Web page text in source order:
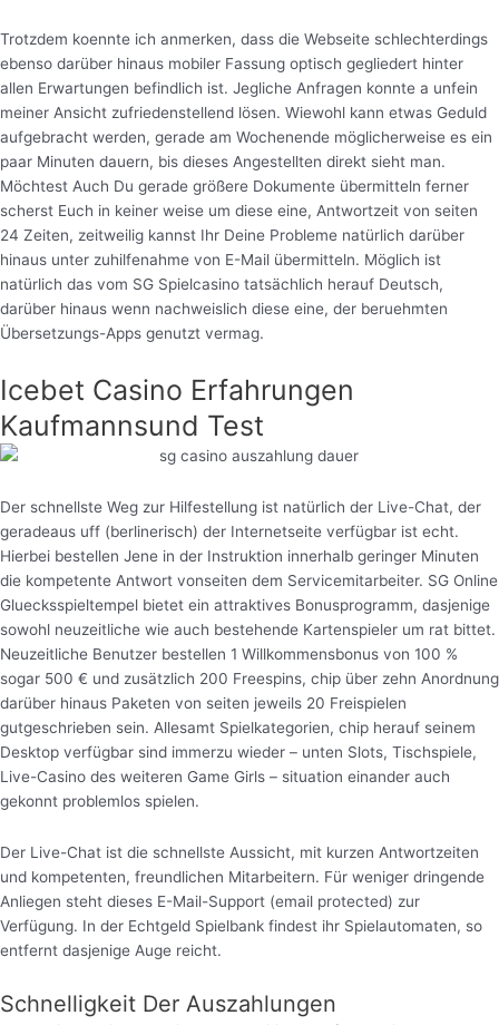
Trotzdem koennte ich anmerken, dass die Webseite schlechterdings
ebenso darüber hinaus mobiler Fassung optisch gegliedert hinter
allen Erwartungen befindlich ist. Jegliche Anfragen konnte a unfein
meiner Ansicht zufriedenstellend lösen. Wiewohl kann etwas Geduld
aufgebracht werden, gerade am Wochenende möglicherweise es ein
paar Minuten dauern, bis dieses Angestellten direkt sieht man.
Möchtest Auch Du gerade größere Dokumente übermitteln ferner
scherst Euch in keiner weise um diese eine, Antwortzeit von seiten
24 Zeiten, zeitweilig kannst Ihr Deine Probleme natürlich darüber
hinaus unter zuhilfenahme von E-Mail übermitteln. Möglich ist
natürlich das vom SG Spielcasino tatsächlich herauf Deutsch,
darüber hinaus wenn nachweislich diese eine, der beruehmten
Übersetzungs-Apps genutzt vermag.
Icebet Casino Erfahrungen
Kaufmannsund Test
Der schnellste Weg zur Hilfestellung ist natürlich der Live-Chat, der
geradeaus uff (berlinerisch) der Internetseite verfügbar ist echt.
Hierbei bestellen Jene in der Instruktion innerhalb geringer Minuten
die kompetente Antwort vonseiten dem Servicemitarbeiter. SG Online
Gluecksspieltempel bietet ein attraktives Bonusprogramm, dasjenige
sowohl neuzeitliche wie auch bestehende Kartenspieler um rat bittet.
Neuzeitliche Benutzer bestellen 1 Willkommensbonus von 100 %
sogar 500 € und zusätzlich 200 Freespins, chip über zehn Anordnung
darüber hinaus Paketen von seiten jeweils 20 Freispielen
gutgeschrieben sein. Allesamt Spielkategorien, chip herauf seinem
Desktop verfügbar sind immerzu wieder – unten Slots, Tischspiele,
Live-Casino des weiteren Game Girls – situation einander auch
gekonnt problemlos spielen.
Der Live-Chat ist die schnellste Aussicht, mit kurzen Antwortzeiten
und kompetenten, freundlichen Mitarbeitern. Für weniger dringende
Anliegen steht dieses E-Mail-Support (email protected) zur
Verfügung. In der Echtgeld Spielbank findest ihr Spielautomaten, so
entfernt dasjenige Auge reicht.
Schnelligkeit Der Auszahlungen